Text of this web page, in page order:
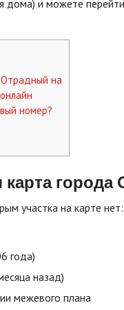
дома) и можете
Отрадный на
номер?
участка на карте нет:
года)
назад)
межевого плана